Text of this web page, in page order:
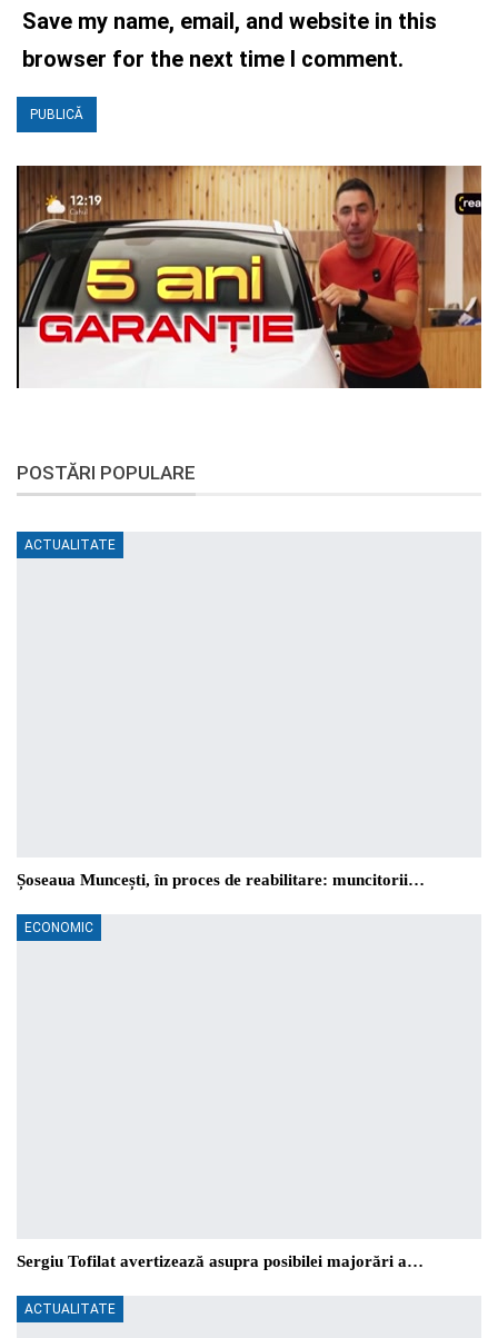
Save my name, email, and website in this
browser for the next time I comment.
POSTĂRI POPULARE
ACTUALITATE
Șoseaua Muncești, în proces de reabilitare: muncitorii…
ECONOMIC
Sergiu Tofilat avertizează asupra posibilei majorări a…
ACTUALITATE